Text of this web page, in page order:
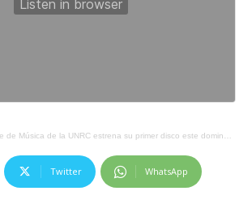
Música de la UNRC estrena su primer disco este domingo en el Teatro Municipal
Twitter WhatsApp